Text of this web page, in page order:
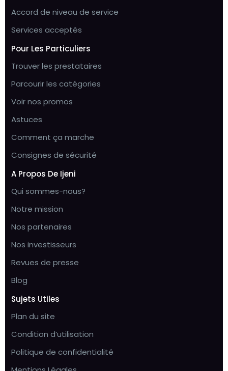
Accord de niveau de service
Services acceptés
Pour Les Particuliers
Trouver les prestataires
Parcourir les catégories
Voir nos promos
Astuces
Comment ça marche
Consignes de sécurité
A Propos De Ijeni
Qui sommes-nous?
Notre mission
Nos partenaires
Nos investisseurs
Revues de presse
Blog
Sujets Utiles
Plan du site
Condition d’utilisation
Politique de confidentialité